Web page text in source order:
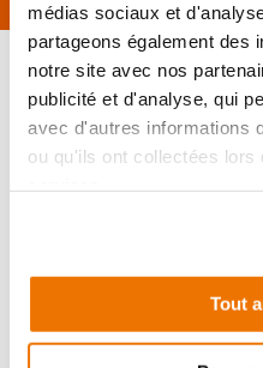
médias sociaux et
partageons également des
notre site avec nos
publicité et d'analyse, qui
avec d'autres informations
ou qu'ils ont collectées lors
Tout